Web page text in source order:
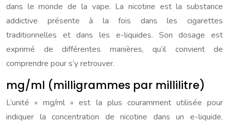
dans le monde de la vape. La nicotine est la substance
addictive présente à la fois dans les cigarettes
traditionnelles et dans les e-liquides. Son dosage est
exprimé de différentes manières, qu’il convient de
comprendre pour s’y retrouver.
mg/ml (milligrammes par millilitre)
L’unité « mg/ml » est la plus couramment utilisée pour
indiquer la concentration de nicotine dans un e-liquide.